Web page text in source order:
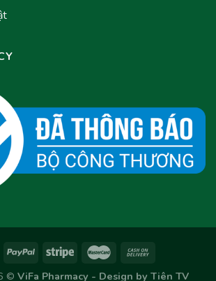
© ViFa Pharmacy - Design by Tiên TV